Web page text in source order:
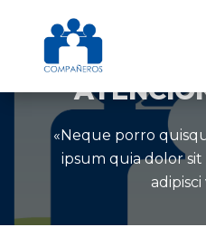
«Neque porro
ipsum quia dolor